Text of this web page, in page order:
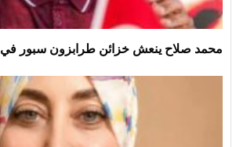
محمد صلاح ينعش خزائن طرابزون سبور في 3 أيام